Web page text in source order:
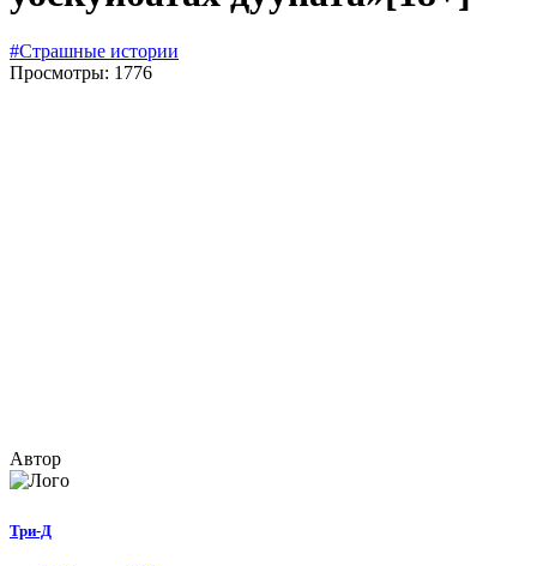
#Страшные истории
Просмотры: 1776
Автор
Три-Д